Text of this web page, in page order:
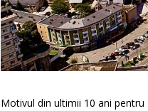
Motivul din ultimii 10 ani